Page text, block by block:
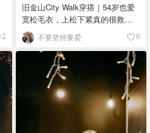
2
旧金山City Walk穿搭｜54岁也爱
宽松毛衣，上松下紧真的很救比
例
不要坚持要爱 6